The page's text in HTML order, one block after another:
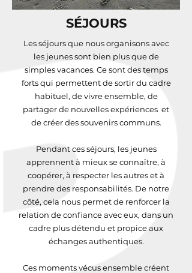
SÉJOURS
Les séjours que nous organisons avec
les jeunes sont bien plus que de
simples vacances. Ce sont des temps
forts qui permettent de sortir du cadre
habituel, de vivre ensemble, de
partager de nouvelles expériences et
de créer des souvenirs communs.
Pendant ces séjours, les jeunes
apprennent à mieux se connaître, à
coopérer, à respecter les autres et à
prendre des responsabilités. De notre
côté, cela nous permet de renforcer la
relation de confiance avec eux, dans un
cadre plus détendu et propice aux
échanges authentiques.
Ces moments vécus ensemble créent